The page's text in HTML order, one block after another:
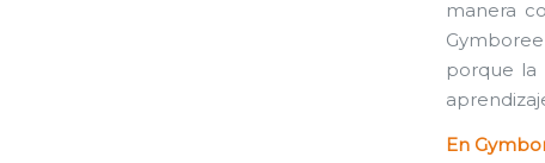
manera
porque la
En